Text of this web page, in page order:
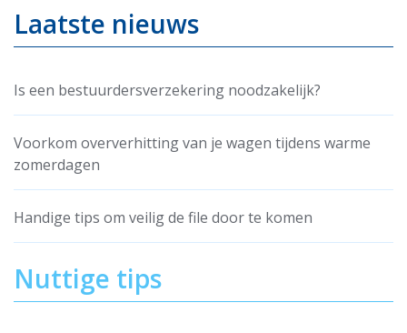
Laatste nieuws
Is een bestuurdersverzekering noodzakelijk?
Voorkom oververhitting van je wagen tijdens warme
zomerdagen
Handige tips om veilig de file door te komen
Nuttige tips